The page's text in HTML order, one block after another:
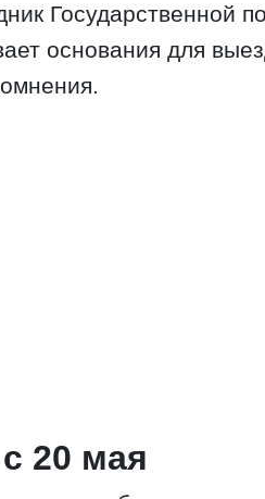
Государственной
основания для
20 мая